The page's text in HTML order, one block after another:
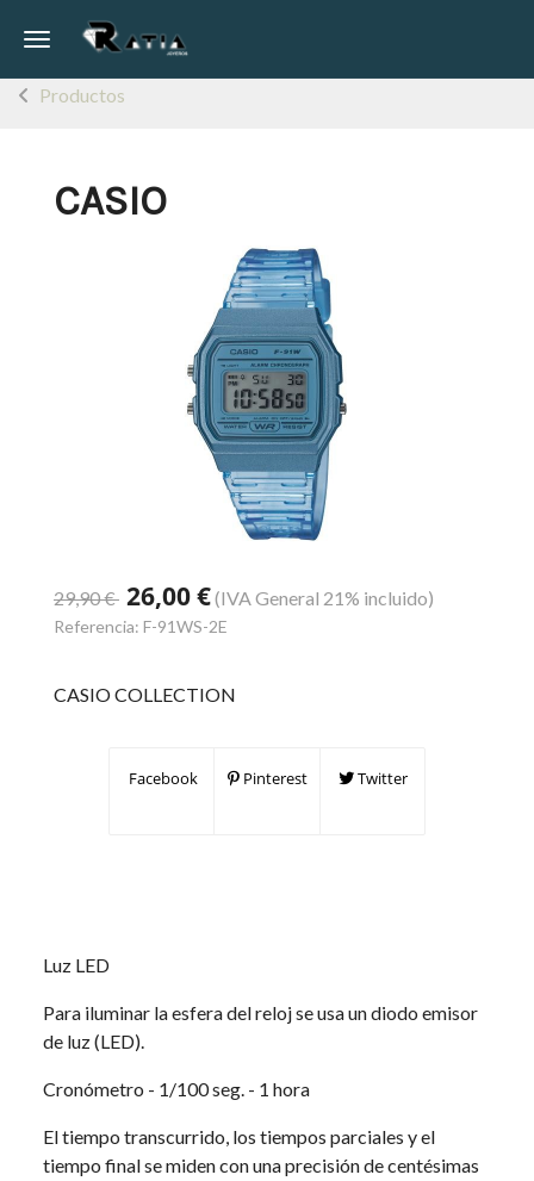
Toggle navigation
Productos
CASIO
29,90 € 26,00 €(IVA General 21% incluido)
Referencia: F-91WS-2E
CASIO COLLECTION
Facebook Pinterest Twitter
Luz LED
Para iluminar la esfera del reloj se usa un diodo emisor
de luz (LED).
Cronómetro - 1/100 seg. - 1 hora
El tiempo transcurrido, los tiempos parciales y el
tiempo final se miden con una precisión de centésimas